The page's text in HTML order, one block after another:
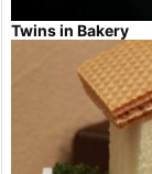
Twins in Bakery